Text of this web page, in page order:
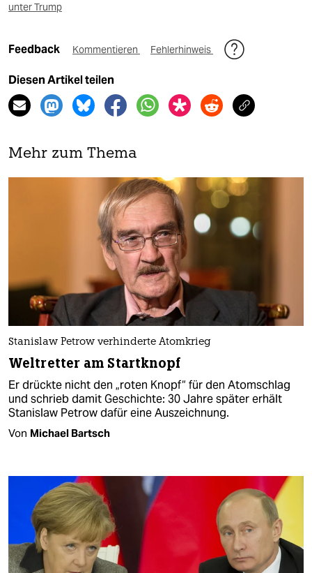
unter Trump
Feedback Kommentieren Fehlerhinweis
Diesen Artikel teilen
Mehr zum Thema
Stanislaw Petrow verhinderte Atomkrieg
Weltretter am Startknopf
Er drückte nicht den „roten Knopf“ für den Atomschlag
und schrieb damit Geschichte: 30 Jahre später erhält
Stanislaw Petrow dafür eine Auszeichnung.
Von Michael Bartsch